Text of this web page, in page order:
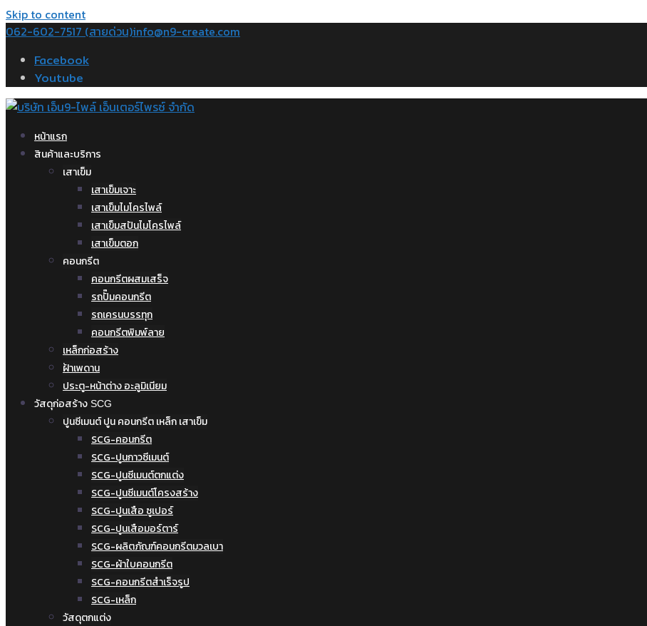
Skip to content
062-602-7517 (สายด่วน)info@n9-create.com
Facebook
Youtube
หน้าแรก
สินค้าและบริการ
เสาเข็ม
เสาเข็มเจาะ
เสาเข็มไมโครไพล์
เสาเข็มสปันไมโครไพล์
เสาเข็มตอก
คอนกรีต
คอนกรีตผสมเสร็จ
รถปั๊มคอนกรีต
รถเครนบรรทุก
คอนกรีตพิมพ์ลาย
เหล็กก่อสร้าง
ฝ้าเพดาน
ประตู-หน้าต่าง อะลูมิเนียม
วัสดุก่อสร้าง SCG
ปูนซีเมนต์ ปูน คอนกรีต เหล็ก เสาเข็ม
SCG-คอนกรีต
SCG-ปูนกาวซีเมนต์
SCG-ปูนซีเมนต์ตกแต่ง
SCG-ปูนซีเมนต์โครงสร้าง
SCG-ปูนเสือ ซูเปอร์
SCG-ปูนเสือมอร์ตาร์
SCG-ผลิตภัณฑ์คอนกรีตมวลเบา
SCG-ผ้าใบคอนกรีต
SCG-คอนกรีตสำเร็จรูป
SCG-เหล็ก
วัสดุตกแต่ง